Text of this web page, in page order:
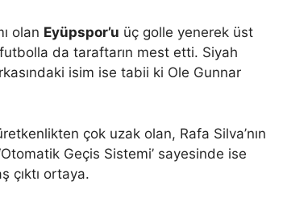
olan Eyüpspor’u üç golle yenerek üst
da taraftarın mest etti. Siyah
isim ise tabii ki Ole Gunnar
çok uzak olan, Rafa Silva’nın
Geçis Sistemi’ sayesinde ise
çıktı ortaya.